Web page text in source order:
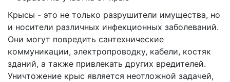
Крысы - это не только разрушители имущества, но
и носители различных инфекционных заболеваний.
Они могут повредить сантехнические
коммуникации, электропроводку, кабели, костяк
зданий, а также привлекать других вредителей.
Уничтожение крыс является неотложной задачей,